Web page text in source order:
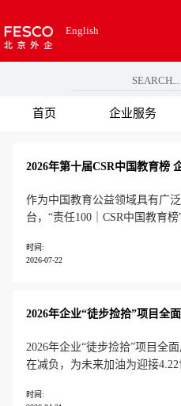
English
首页 企业服务
2026年第十届CSR中国教育榜
作为中国教育公益领域具有广
台，“责任100｜CSR中国教育
（CSR）与环境、社会及治理
时间:
2026-07-22
2026年企业“徒步捡拾”项目全
2026年企业“徒步捡拾”项目全
在减负，为未来加油为迎接
拾活动，清理港浦路沿途各类
时间: